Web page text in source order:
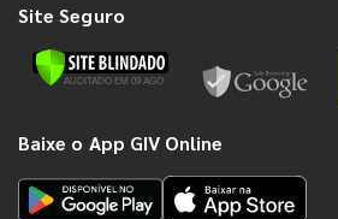
Site Seguro
Baixe o App GIV Online